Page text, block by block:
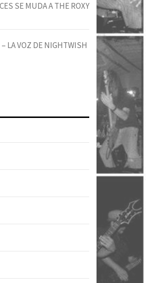
SE MUDA A THE ROXY
LA VOZ DE NIGHTWISH